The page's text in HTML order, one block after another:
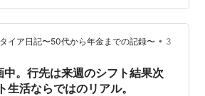
状況を知ろう 最近、熊野古道を含む
熊野地方では、ツキノワグマの目撃
ます。特に2026年5月には、和歌山
上で体長…
イア日記〜50代から年金までの記録〜 • 3
。行先は来週のシフト結果次
生活ならではのリアル。